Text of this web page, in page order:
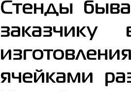
Стенды
заказчику
ячейками